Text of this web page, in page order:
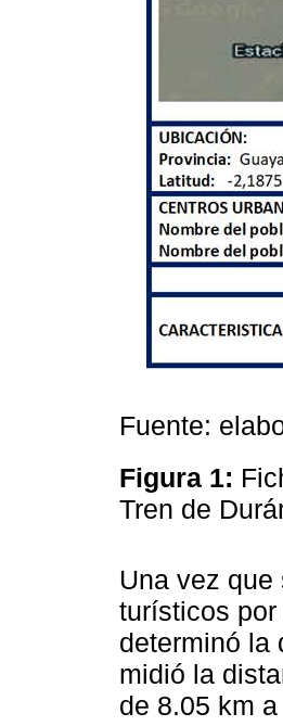
Fuente:
Figura 1:
Tren de
Una vez
turísticos
determinó la
midió la
de 8.05 km